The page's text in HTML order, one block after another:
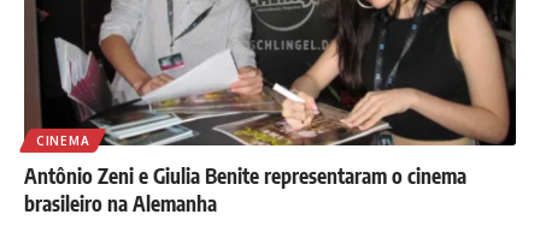
CINEMA
Antônio Zeni e Giulia Benite representaram o cinema
brasileiro na Alemanha